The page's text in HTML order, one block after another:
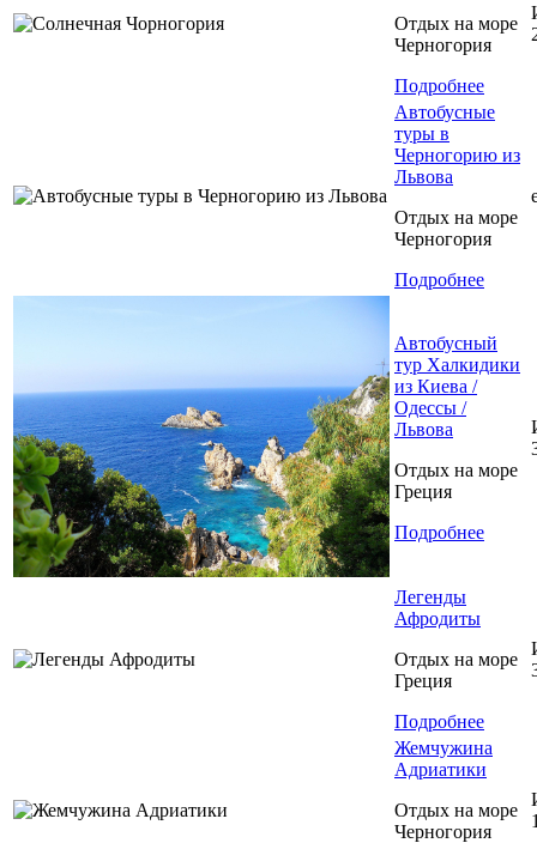
Отдых на море
Черногория
Подробнее
Автобусные
туры в
Черногорию из
Львова
Отдых на море
Черногория
Подробнее
Автобусный
тур Халкидики
из Киева /
Одессы /
Львова
Отдых на море
Греция
Подробнее
Легенды
Афродиты
Отдых на море
Греция
Подробнее
Жемчужина
Адриатики
Отдых на море
Черногория